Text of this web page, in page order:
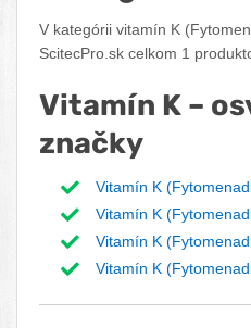
V kategórii vitamín K
ScitecPro.sk celkom 1
Vitamín K –
značky
Vitamín K
Vitamín K
Vitamín K
Vitamín K